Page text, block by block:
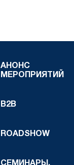
АНОНС
МЕРОПРИЯТИЙ
B2B
ROADSHOW
СЕМИНАРЫ,